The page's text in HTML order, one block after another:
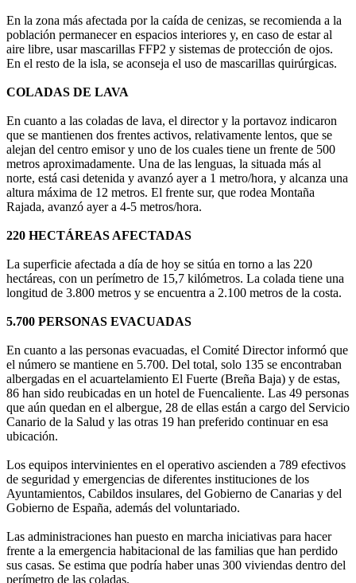
En la zona más afectada por la caída de cenizas, se recomienda a la
población permanecer en espacios interiores y, en caso de estar al
aire libre, usar mascarillas FFP2 y sistemas de protección de ojos.
En el resto de la isla, se aconseja el uso de mascarillas quirúrgicas.
COLADAS DE LAVA
En cuanto a las coladas de lava, el director y la portavoz indicaron
que se mantienen dos frentes activos, relativamente lentos, que se
alejan del centro emisor y uno de los cuales tiene un frente de 500
metros aproximadamente. Una de las lenguas, la situada más al
norte, está casi detenida y avanzó ayer a 1 metro/hora, y alcanza una
altura máxima de 12 metros. El frente sur, que rodea Montaña
Rajada, avanzó ayer a 4-5 metros/hora.
220 HECTÁREAS AFECTADAS
La superficie afectada a día de hoy se sitúa en torno a las 220
hectáreas, con un perímetro de 15,7 kilómetros. La colada tiene una
longitud de 3.800 metros y se encuentra a 2.100 metros de la costa.
5.700 PERSONAS EVACUADAS
En cuanto a las personas evacuadas, el Comité Director informó que
el número se mantiene en 5.700. Del total, solo 135 se encontraban
albergadas en el acuartelamiento El Fuerte (Breña Baja) y de estas,
86 han sido reubicadas en un hotel de Fuencaliente. Las 49 personas
que aún quedan en el albergue, 28 de ellas están a cargo del Servicio
Canario de la Salud y las otras 19 han preferido continuar en esa
ubicación.
Los equipos intervinientes en el operativo ascienden a 789 efectivos
de seguridad y emergencias de diferentes instituciones de los
Ayuntamientos, Cabildos insulares, del Gobierno de Canarias y del
Gobierno de España, además del voluntariado.
Las administraciones han puesto en marcha iniciativas para hacer
frente a la emergencia habitacional de las familias que han perdido
sus casas. Se estima que podría haber unas 300 viviendas dentro del
perímetro de las coladas.